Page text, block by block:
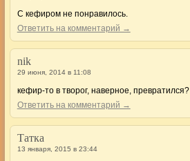
С кефиром не понравилось.
Ответить на комментарий →
nik
29 июня, 2014 в 11:08
кефир-то в творог, наверное, превратился?
Ответить на комментарий →
Татка
13 января, 2015 в 23:44